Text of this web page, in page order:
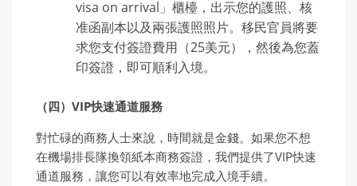
visa on arrival」櫃檯，出示您的護照、核
准函副本以及兩張護照照片。移民官員將要
求您支付簽證費用（25美元），然後為您蓋
印簽證，即可順利入境。
（四） VIP快速通道服務
對忙碌的商務人士來說，時間就是金錢。如果您不想
在機場排長隊換領紙本商務簽證，我們提供了VIP快速
通道服務，讓您可以有效率地完成入境手續。